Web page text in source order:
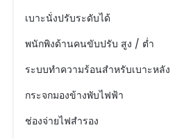
เบาะนั่งปรับระดับได้
พนักพิงด้านคนขับปรับ สูง / ต่ำ
ระบบทำความร้อนสำหรับเบาะหลัง
กระจกมองข้างพับไฟฟ้า
ช่องจ่ายไฟสำรอง